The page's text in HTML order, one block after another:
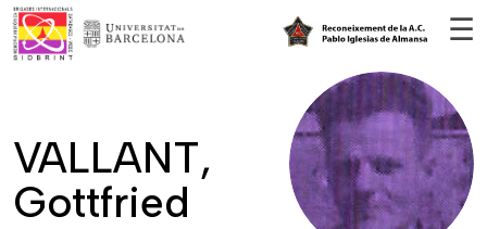
☰
VALLANT,
Gottfried